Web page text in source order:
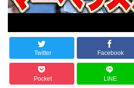
Twitter Facebook
Pocket LINE